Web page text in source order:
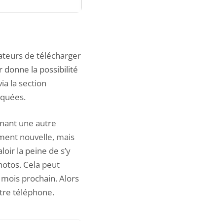
de télécharger
donne la possibilité
la section
une autre
nouvelle, mais
la peine de s’y
Cela peut
prochain. Alors
téléphone.